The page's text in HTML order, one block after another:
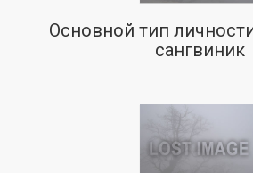
Основной тип
сангвиник